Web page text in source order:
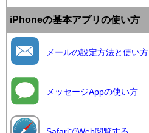
iPhoneの基本アプリの使い方
メールの設定方法と使い方
メッセージAppの使い方